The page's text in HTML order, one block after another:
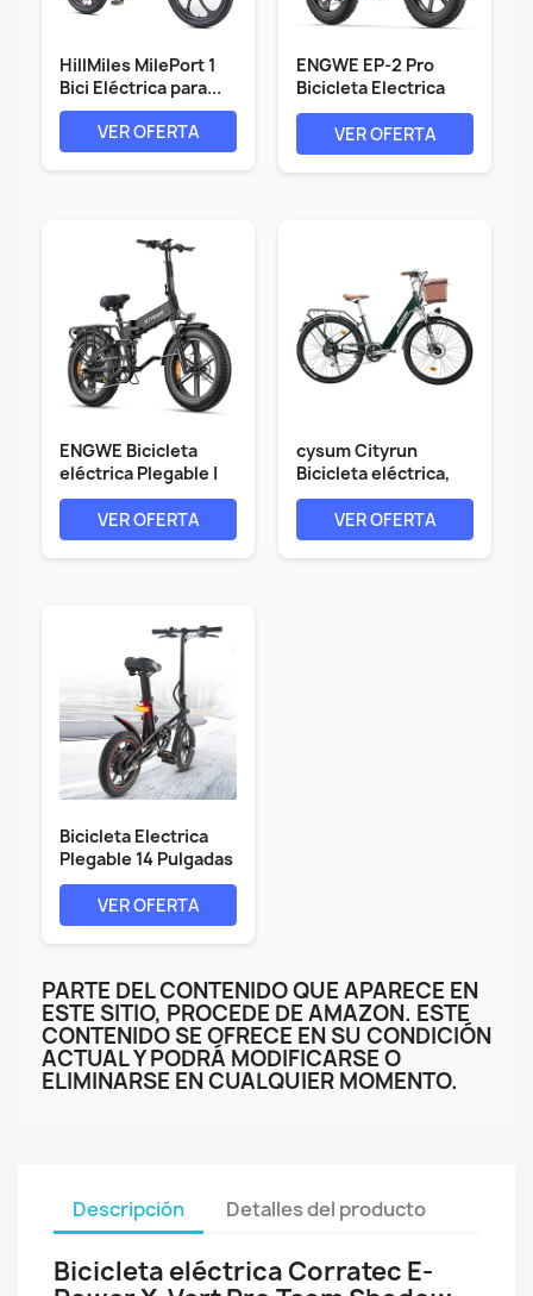
HillMiles MilePort 1
Bici Eléctrica para...
VER OFERTA
ENGWE EP-2 Pro
Bicicleta Electrica
Plegable...
VER OFERTA
ENGWE Bicicleta
eléctrica Plegable |
832Wh 16AH...
VER OFERTA
cysum Cityrun
Bicicleta eléctrica,
26'' City...
VER OFERTA
Bicicleta Electrica
Plegable 14 Pulgadas
- Bici...
VER OFERTA
PARTE DEL CONTENIDO QUE APARECE EN
ESTE SITIO, PROCEDE DE AMAZON. ESTE
CONTENIDO SE OFRECE EN SU CONDICIÓN
ACTUAL Y PODRÁ MODIFICARSE O
ELIMINARSE EN CUALQUIER MOMENTO.
Descripción Detalles del producto
Bicicleta eléctrica Corratec E-